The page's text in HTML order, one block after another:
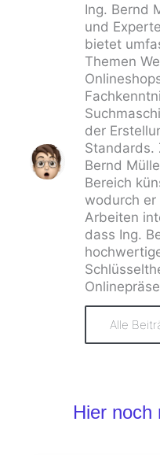
Ing. Bernd
und
bietet
Themen
der
Standards.
Bernd
Bereich
wodurch er
Arbeiten
dass Ing.
Alle
Hier noch